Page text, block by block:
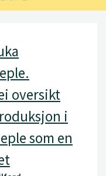
oversikt
i
som en